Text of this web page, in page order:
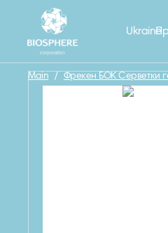
Ukraine
Main / Фрекен БОК Серветки
Назад